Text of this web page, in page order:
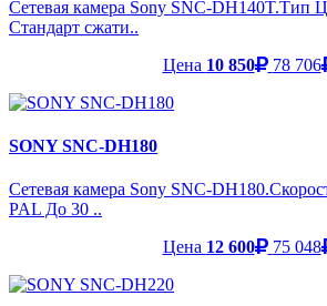
Сетевая камера Sony SNC-DH140T.Тип
Стандарт сжати..
Цена 10 850 78 706
SONY SNC-DH180
Сетевая камера Sony SNC-
PAL До 30 ..
Цена 12 600 75 048